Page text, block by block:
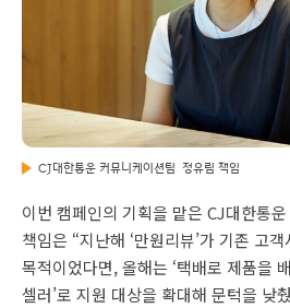
CJ대한통운 커뮤니케이션팀 정유림 책임
이번 캠페인의 기획을 맡은 CJ대한통
책임은 “지난해 ‘만원리뷰’가 기존 고
목적이었다면, 올해는 ‘택배로 제품을
셀러’로 지원 대상을 확대해 문턱을 낮